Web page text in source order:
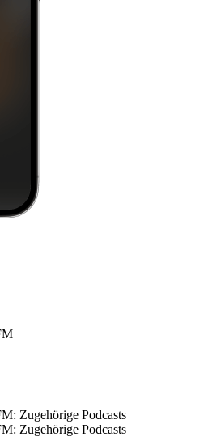
Zugehörige Podcasts
Zugehörige Podcasts